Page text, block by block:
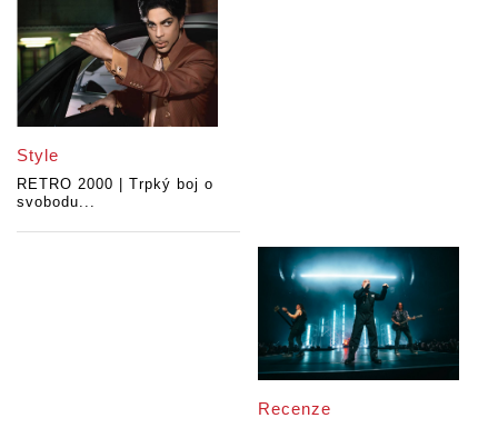
Style
RETRO 2000 | Trpký boj o
svobodu...
Recenze